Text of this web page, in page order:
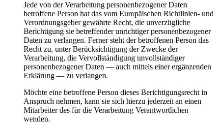
Jede von der Verarbeitung personenbezogener Daten
betroffene Person hat das vom Europäischen Richtlinien- und
Verordnungsgeber gewährte Recht, die unverzügliche
Berichtigung sie betreffender unrichtiger personenbezogener
Daten zu verlangen. Ferner steht der betroffenen Person das
Recht zu, unter Berücksichtigung der Zwecke der
Verarbeitung, die Vervollständigung unvollständiger
personenbezogener Daten — auch mittels einer ergänzenden
Erklärung — zu verlangen.
Möchte eine betroffene Person dieses Berichtigungsrecht in
Anspruch nehmen, kann sie sich hierzu jederzeit an einen
Mitarbeiter des für die Verarbeitung Verantwortlichen
wenden.